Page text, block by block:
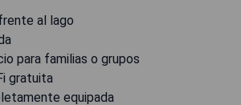
al lago
para familias o grupos
gratuita
equipada